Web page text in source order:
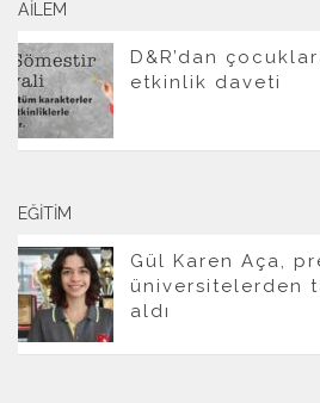
AILEM
D&R’dan
etkinlik daveti
EĞITIM
Gül Karen Aça,
üniversitelerden
aldı